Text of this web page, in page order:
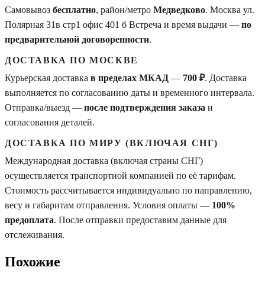
Самовывоз бесплатно, район/метро Медведково. Москва ул.
Полярная 31в стр1 офис 401 б Встреча и время выдачи — по
предварительной договоренности.
ДОСТАВКА ПО МОСКВЕ
Курьерская доставка в пределах МКАД — 700 ₽. Доставка
выполняется по согласованию даты и временного интервала.
Отправка/выезд — после подтверждения заказа и
согласования деталей.
ДОСТАВКА ПО МИРУ (ВКЛЮЧАЯ СНГ)
Международная доставка (включая страны СНГ)
осуществляется транспортной компанией по её тарифам.
Стоимость рассчитывается индивидуально по направлению,
весу и габаритам отправления. Условия оплаты — 100%
предоплата. После отправки предоставим данные для
отслеживания.
Похожие